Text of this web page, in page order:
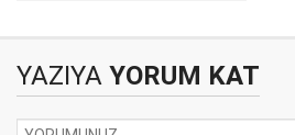
YAZIYA YORUM KAT